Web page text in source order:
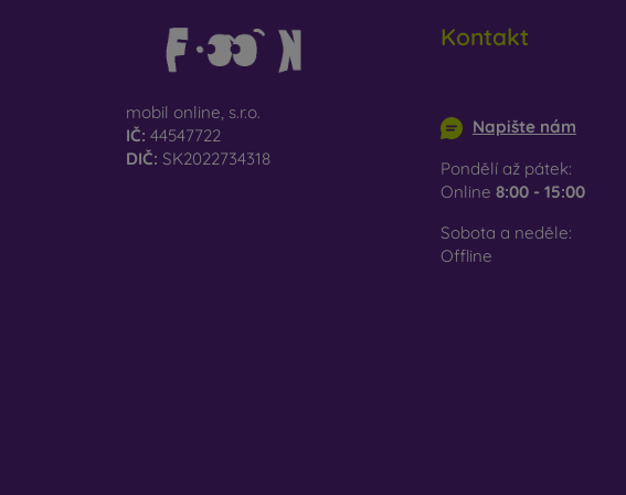
přírodě mohou
Na našem e-shopu
mobil online, s.r.o.
IČ: 44547722
DIČ: SK2022734318
Kontakt
Napište nám
Pondělí až pátek:
Online 8:00 - 15:00
Sobota a neděle:
Offline